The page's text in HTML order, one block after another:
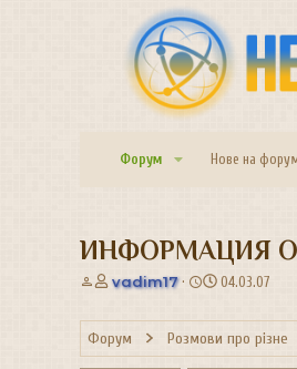
Форум Нове на
ИНФОРМАЦИЯ О
А
т
о
р
vadim17
Д
т
а
с
04.03.07
Форум Розмови про різне